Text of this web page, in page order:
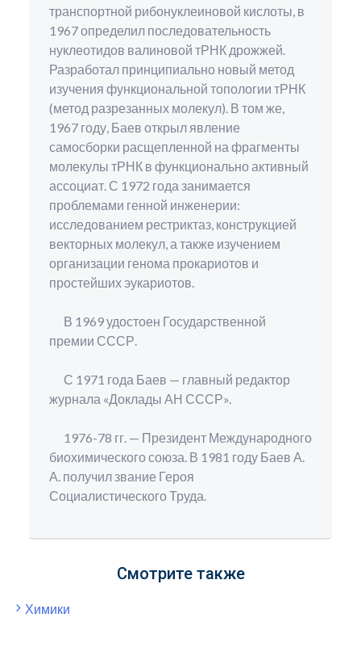
транспортной рибонуклеиновой кислоты, в
1967 определил последовательность
нуклеотидов валиновой тРНК дрожжей.
Разработал принципиально новый метод
изучения функциональной топологии тРНК
(метод разрезанных молекул). В том же,
1967 году, Баев открыл явление
самосборки расщепленной на фрагменты
молекулы тРНК в функционально активный
ассоциат. С 1972 года занимается
проблемами генной инженерии:
исследованием рестриктаз, конструкцией
векторных молекул, а также изучением
организации генома прокариотов и
простейших эукариотов.
В 1969 удостоен Государственной
премии СССР.
С 1971 года Баев — главный редактор
журнала «Доклады АН СССР».
1976-78 гг. — Президент Международного
биохимического союза. В 1981 году Баев А.
А. получил звание Героя
Социалистического Труда.
Смотрите также
Химики